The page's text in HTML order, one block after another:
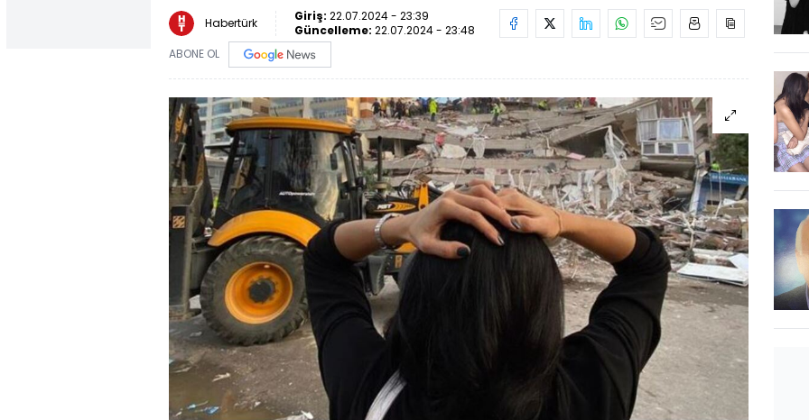
Habertürk Giriş: 22.07.2024 - 23:39
Güncelleme: 22.07.2024 - 23:48
ABONE OL